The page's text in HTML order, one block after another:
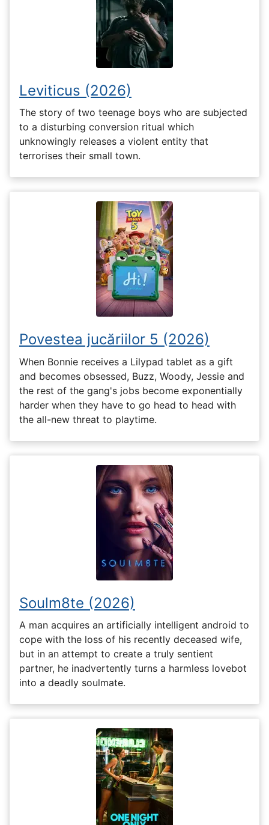
Leviticus (2026)
The story of two teenage boys who are subjected
to a disturbing conversion ritual which
unknowingly releases a violent entity that
terrorises their small town.
Povestea jucăriilor 5 (2026)
When Bonnie receives a Lilypad tablet as a gift
and becomes obsessed, Buzz, Woody, Jessie and
the rest of the gang's jobs become exponentially
harder when they have to go head to head with
the all-new threat to playtime.
Soulm8te (2026)
A man acquires an artificially intelligent android to
cope with the loss of his recently deceased wife,
but in an attempt to create a truly sentient
partner, he inadvertently turns a harmless lovebot
into a deadly soulmate.